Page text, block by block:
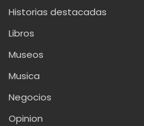
Historias destacadas
Libros
Museos
Musica
Negocios
Opinion